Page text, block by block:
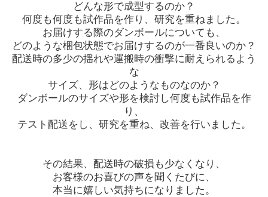
どんな形で成型するのか？
何度も何度も試作品を作り、研究を重ねました。
お届けする際のダンボールについても、
どのような梱包状態でお届けするのが一番良いのか？
配送時の多少の揺れや運搬時の衝撃に耐えられるよう
な
サイズ、形はどのようなものなのか？
ダンボールのサイズや形を検討し何度も試作品を作
り、
テスト配送をし、研究を重ね、改善を行いました。
その結果、配送時の破損も少なくなり、
お客様のお喜びの声を聞くたびに、
本当に嬉しい気持ちになりました。